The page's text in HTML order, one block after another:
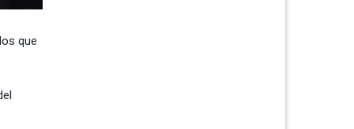
que